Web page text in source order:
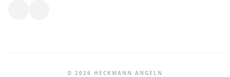
© 2026 HECKMANN ANGELN